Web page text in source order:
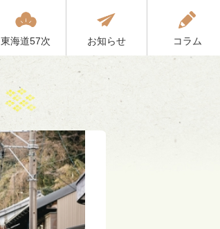
東海道57次 お知らせ コラム